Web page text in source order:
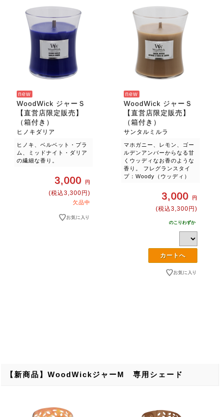
new
WoodWick ジャーＳ
【直営店限定販売】
（箱付き）
ヒノキダリア
ヒノキ、ベルベット・プラ
ム、ミッドナイト・ダリア
の繊細な香り。
3,000 円
(税込3,300円)
欠品中
new
WoodWick ジャーＳ
【直営店限定販売】
（箱付き）
サンタルミルラ
マホガニー、レモン、ゴー
ルデンアンバーからなる甘
くウッディなお香のような
香り。 フレグランスタイ
プ：Woody（ウッディ）
3,000 円
(税込3,300円)
のこりわずか
【新商品】WoodWickジャーM 専用シェード